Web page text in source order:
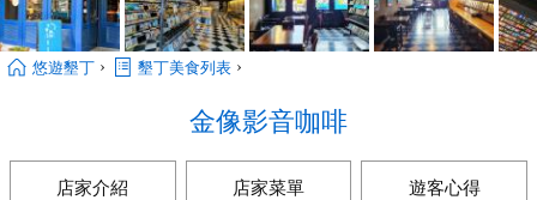
悠遊墾丁 › 墾丁美食列表 ›
金像影音咖啡
店家介紹 店家菜單 遊客心得